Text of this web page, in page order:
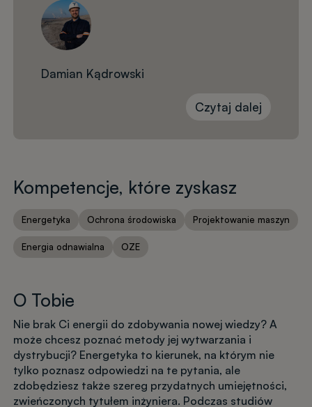
Damian Kądrowski
Czytaj dalej
Kompetencje, które zyskasz
Energetyka Ochrona środowiska Projektowanie maszyn
Energia odnawialna OZE
O Tobie
Nie brak Ci energii do zdobywania nowej wiedzy? A
może chcesz poznać metody jej wytwarzania i
dystrybucji? Energetyka to kierunek, na którym nie
tylko poznasz odpowiedzi na te pytania, ale
zdobędziesz także szereg przydatnych umiejętności,
zwieńczonych tytułem inżyniera. Podczas studiów